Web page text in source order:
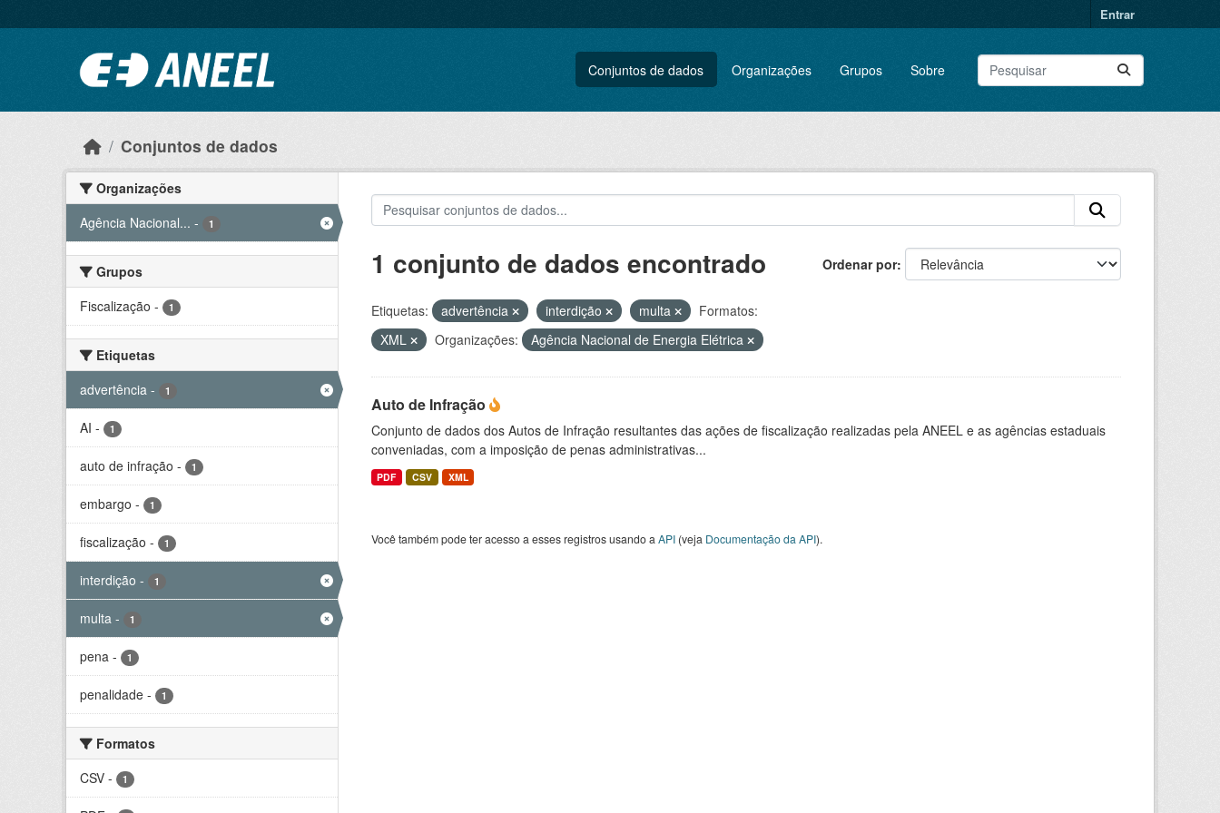
Entrar
Conjuntos de dados Organizações Grupos Sobre
Conjuntos de dados
Organizações
Agência Nacional... - 1
Grupos
Fiscalização - 1
Etiquetas
advertência - 1
AI - 1
auto de infração - 1
embargo - 1
fiscalização - 1
interdição - 1
multa - 1
pena - 1
penalidade - 1
Formatos
CSV - 1
Ordenar por
1 conjunto de dados encontrado
Etiquetas: advertência interdição multa
Formatos:
XML
Organizações: Agência Nacional de Energia Elétrica
Auto de Infração
Conjunto de dados dos Autos de Infração resultantes das ações de fiscalização realizadas pela ANEEL e as agências estaduais
conveniadas, com a imposição de penas administrativas...
PDF CSV XML
Você também pode ter acesso a esses registros usando a API(veja Documentação da API).